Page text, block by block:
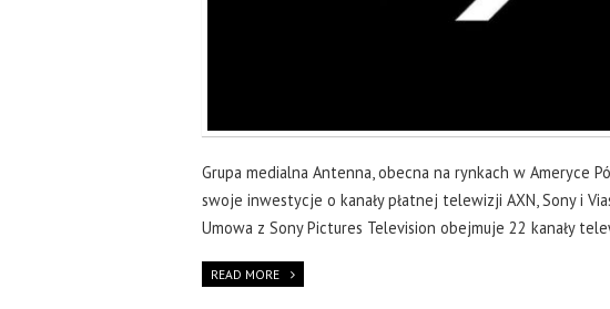
Grupa medialna Antenna, obecna na rynkach w Ameryce
swoje inwestycje o kanały płatnej telewizji AXN, Sony i
Umowa z Sony Pictures Television obejmuje 22 kanały
READ MORE